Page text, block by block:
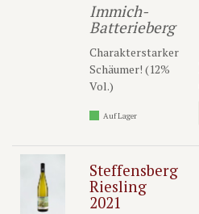
Immich-
Batterieberg
Charakterstarker
Schäumer! (12%
Vol.)
Auf Lager
Steffensberg
Riesling
2021